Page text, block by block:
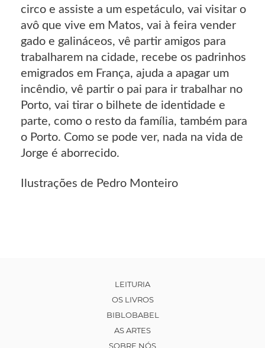
circo e assiste a um espetáculo, vai visitar o
avô que vive em Matos, vai à feira vender
gado e galináceos, vê partir amigos para
trabalharem na cidade, recebe os padrinhos
emigrados em França, ajuda a apagar um
incêndio, vê partir o pai para ir trabalhar no
Porto, vai tirar o bilhete de identidade e
parte, como o resto da família, também para
o Porto. Como se pode ver, nada na vida de
Jorge é aborrecido.
Ilustrações de Pedro Monteiro
LEITURIA
OS LIVROS
BIBLOBABEL
AS ARTES
SOBRE NÓS